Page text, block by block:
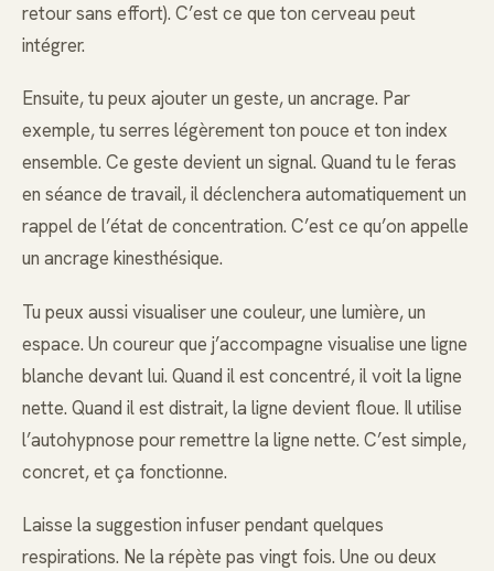
retour sans effort). C’est ce que ton cerveau peut
intégrer.
Ensuite, tu peux ajouter un geste, un ancrage. Par
exemple, tu serres légèrement ton pouce et ton index
ensemble. Ce geste devient un signal. Quand tu le feras
en séance de travail, il déclenchera automatiquement un
rappel de l’état de concentration. C’est ce qu’on appelle
un ancrage kinesthésique.
Tu peux aussi visualiser une couleur, une lumière, un
espace. Un coureur que j’accompagne visualise une ligne
blanche devant lui. Quand il est concentré, il voit la ligne
nette. Quand il est distrait, la ligne devient floue. Il utilise
l’autohypnose pour remettre la ligne nette. C’est simple,
concret, et ça fonctionne.
Laisse la suggestion infuser pendant quelques
respirations. Ne la répète pas vingt fois. Une ou deux